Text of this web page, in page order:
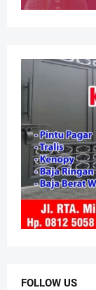
FOLLOW US